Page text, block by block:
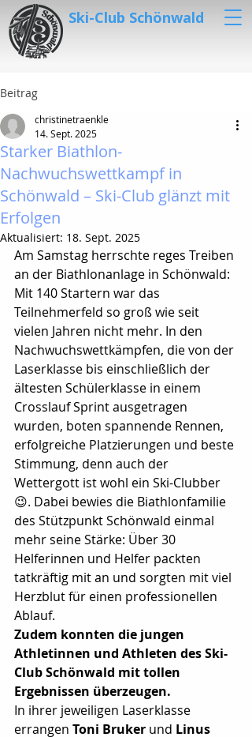
Ski-Club Schönwald
Beitrag
Starker Biathlon-
Nachwuchswettkampf in
Schönwald – Ski-Club glänzt mit
Erfolgen
christinetraenkle
14. Sept. 2025
Aktualisiert: 18. Sept. 2025
Am Samstag herrschte reges Treiben
an der Biathlonanlage in Schönwald:
Mit 140 Startern war das
Teilnehmerfeld so groß wie seit
vielen Jahren nicht mehr. In den
Nachwuchswettkämpfen, die von der
Laserklasse bis einschließlich der
ältesten Schülerklasse in einem
Crosslauf Sprint ausgetragen
wurden, boten spannende Rennen,
erfolgreiche Platzierungen und beste
Stimmung, denn auch der
Wettergott ist wohl ein Ski-Clubber
😉. Dabei bewies die Biathlonfamilie
des Stützpunkt Schönwald einmal
mehr seine Stärke: Über 30
Helferinnen und Helfer packten
tatkräftig mit an und sorgten mit viel
Herzblut für einen professionellen
Ablauf.
Zudem konnten die jungen
Athletinnen und Athleten des Ski-
Club Schönwald mit tollen
Ergebnissen überzeugen.
In ihrer jeweiligen Laserklasse
errangen Toni Bruker und Linus